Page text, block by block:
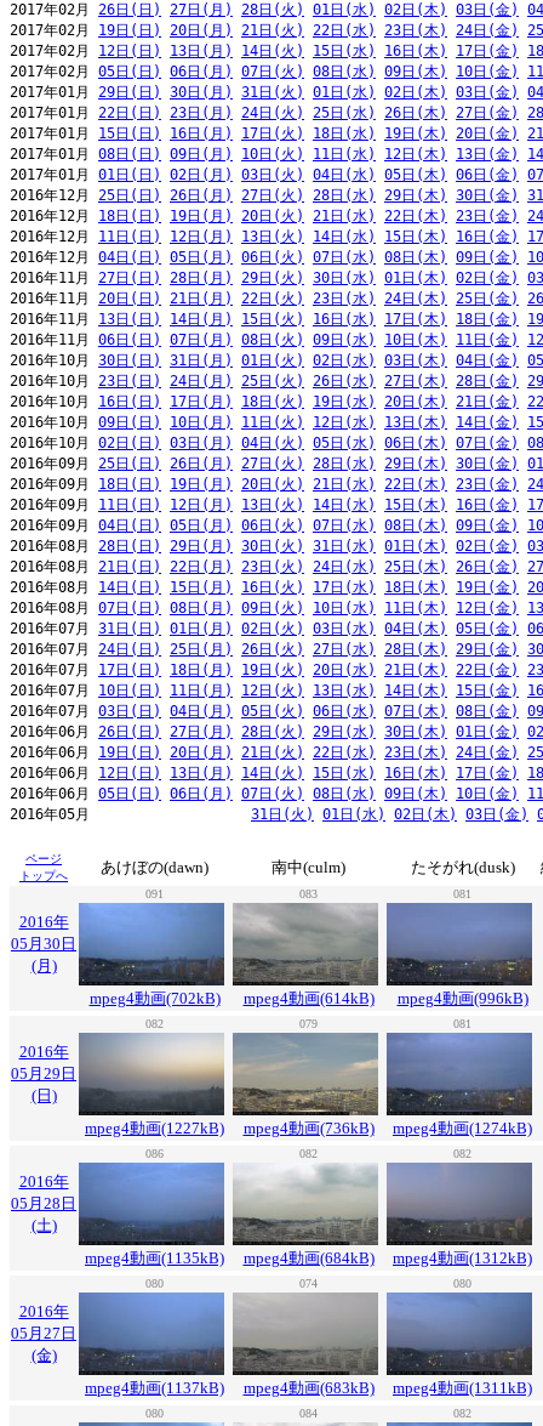
2017年02月 26日(日) 27日(月) 28日(火) 01日(水) 02日(木) 03日(金)
2017年02月 19日(日) 20日(月) 21日(火) 22日(水) 23日(木) 24日(金)
2017年02月 12日(日) 13日(月) 14日(火) 15日(水) 16日(木) 17日(金)
2017年02月 05日(日) 06日(月) 07日(火) 08日(水) 09日(木) 10日(金)
2017年01月 29日(日) 30日(月) 31日(火) 01日(水) 02日(木) 03日(金)
2017年01月 22日(日) 23日(月) 24日(火) 25日(水) 26日(木) 27日(金)
2017年01月 15日(日) 16日(月) 17日(火) 18日(水) 19日(木) 20日(金)
2017年01月 08日(日) 09日(月) 10日(火) 11日(水) 12日(木) 13日(金)
2017年01月 01日(日) 02日(月) 03日(火) 04日(水) 05日(木) 06日(金)
2016年12月 25日(日) 26日(月) 27日(火) 28日(水) 29日(木) 30日(金)
2016年12月 18日(日) 19日(月) 20日(火) 21日(水) 22日(木) 23日(金)
2016年12月 11日(日) 12日(月) 13日(火) 14日(水) 15日(木) 16日(金)
2016年12月 04日(日) 05日(月) 06日(火) 07日(水) 08日(木) 09日(金)
2016年11月 27日(日) 28日(月) 29日(火) 30日(水) 01日(木) 02日(金)
2016年11月 20日(日) 21日(月) 22日(火) 23日(水) 24日(木) 25日(金)
2016年11月 13日(日) 14日(月) 15日(火) 16日(水) 17日(木) 18日(金)
2016年11月 06日(日) 07日(月) 08日(火) 09日(水) 10日(木) 11日(金)
2016年10月 30日(日) 31日(月) 01日(火) 02日(水) 03日(木) 04日(金)
2016年10月 23日(日) 24日(月) 25日(火) 26日(水) 27日(木) 28日(金)
2016年10月 16日(日) 17日(月) 18日(火) 19日(水) 20日(木) 21日(金)
2016年10月 09日(日) 10日(月) 11日(火) 12日(水) 13日(木) 14日(金)
2016年10月 02日(日) 03日(月) 04日(火) 05日(水) 06日(木) 07日(金)
2016年09月 25日(日) 26日(月) 27日(火) 28日(水) 29日(木) 30日(金)
2016年09月 18日(日) 19日(月) 20日(火) 21日(水) 22日(木) 23日(金)
2016年09月 11日(日) 12日(月) 13日(火) 14日(水) 15日(木) 16日(金)
2016年09月 04日(日) 05日(月) 06日(火) 07日(水) 08日(木) 09日(金)
2016年08月 28日(日) 29日(月) 30日(火) 31日(水) 01日(木) 02日(金)
2016年08月 21日(日) 22日(月) 23日(火) 24日(水) 25日(木) 26日(金)
2016年08月 14日(日) 15日(月) 16日(火) 17日(水) 18日(木) 19日(金)
2016年08月 07日(日) 08日(月) 09日(火) 10日(水) 11日(木) 12日(金)
2016年07月 31日(日) 01日(月) 02日(火) 03日(水) 04日(木) 05日(金)
2016年07月 24日(日) 25日(月) 26日(火) 27日(水) 28日(木) 29日(金)
2016年07月 17日(日) 18日(月) 19日(火) 20日(水) 21日(木) 22日(金)
2016年07月 10日(日) 11日(月) 12日(火) 13日(水) 14日(木) 15日(金)
2016年07月 03日(日) 04日(月) 05日(火) 06日(水) 07日(木) 08日(金)
2016年06月 26日(日) 27日(月) 28日(火) 29日(水) 30日(木) 01日(金)
2016年06月 19日(日) 20日(月) 21日(火) 22日(水) 23日(木) 24日(金)
2016年06月 12日(日) 13日(月) 14日(火) 15日(水) 16日(木) 17日(金)
2016年06月 05日(日) 06日(月) 07日(火) 08日(水) 09日(木) 10日(金)
2016年05月 31日(火) 01日(水) 02日(木) 03日(金)
ページ
トップへ
あけぼの(dawn) 南中(culm) たそがれ(dusk)
091 083 081
2016年
05月30日
(月)
mpeg4動画(702kB)
mpeg4動画(614kB) mpeg4動画(996kB)
082 079 081
2016年
05月29日
(日)
mpeg4動画(1227kB)
mpeg4動画(736kB) mpeg4動画(1274kB)
086 082 082
2016年
05月28日
(土)
mpeg4動画(1135kB)
mpeg4動画(684kB) mpeg4動画(1312kB)
080 074 080
2016年
05月27日
(金)
mpeg4動画(1137kB)
mpeg4動画(683kB) mpeg4動画(1311kB)
080 084 082